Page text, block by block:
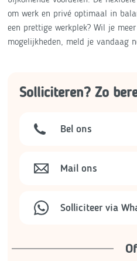
om werk en privé optimaal in
een prettige werkplek? Wil je
mogelijkheden, meld je vandaag
Solliciteren? Zo
Bel ons
Mail ons
Solliciteer via
Of